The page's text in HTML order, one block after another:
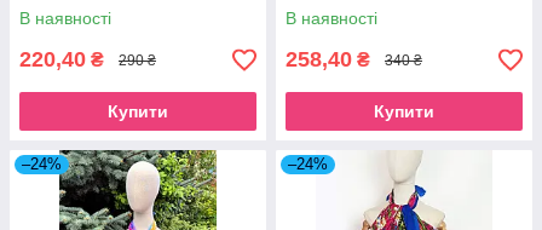
В наявності
220,40 ₴ 290 ₴
Купити
В наявності
258,40 ₴ 340 ₴
Купити
–24% –24%